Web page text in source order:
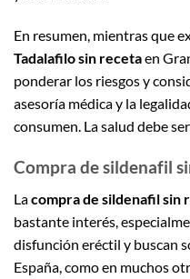
En resumen, mientras que
Tadalafilo sin recetaen
ponderar los riesgos y
asesoría médica y la
consumen. La salud debe
Compra de sildenafil
Lacompra de sildenafil sin
bastante interés,
disfunción eréctil y buscan
España, como en muchos